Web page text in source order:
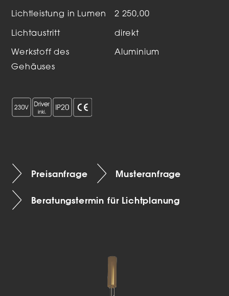
Lichtleistung in Lumen 2 250,00
Lichtaustritt direkt
Werkstoff des
Gehäuses
Aluminium
Preisanfrage Musteranfrage
Beratungstermin für Lichtplanung